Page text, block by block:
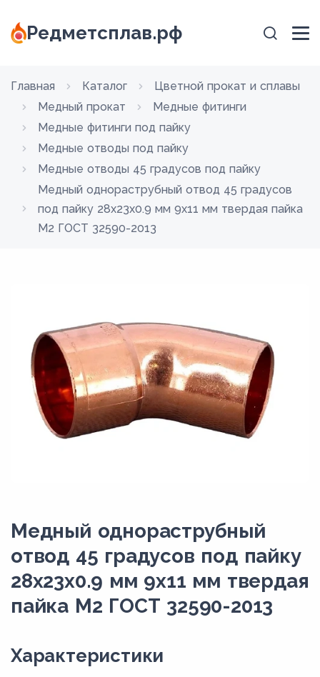
Редметсплав.рф
Главная Каталог
Цветной прокат и сплавы
Медный прокат
Медные фитинги
Медные фитинги под пайку
Медные отводы под пайку
Медные отводы 45 градусов под пайку
Медный однораструбный отвод 45 градусов
под пайку 28х23х0.9 мм 9х11 мм твердая пайка
М2 ГОСТ 32590-2013
Медный однораструбный
отвод 45 градусов под пайку
28х23х0.9 мм 9х11 мм твердая
пайка М2 ГОСТ 32590-2013
Xарактеристики